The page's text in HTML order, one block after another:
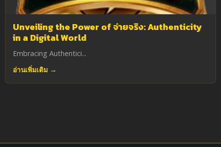
Unveiling the Power of จ่ายจริง: Authenticity
in a Digital World
Embracing Authentici...
อ่านเพิ่มเติม →